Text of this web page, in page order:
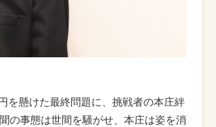
を懸けた最終問題に、挑戦者の本庄絆
の事態は世間を騒がせ、本庄は姿を消